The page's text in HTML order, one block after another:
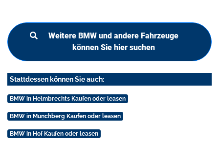
Weitere BMW und andere Fahrzeuge
können Sie hier suchen
Stattdessen können Sie auch:
BMW in Helmbrechts Kaufen oder leasen
BMW in Münchberg Kaufen oder leasen
BMW in Hof Kaufen oder leasen